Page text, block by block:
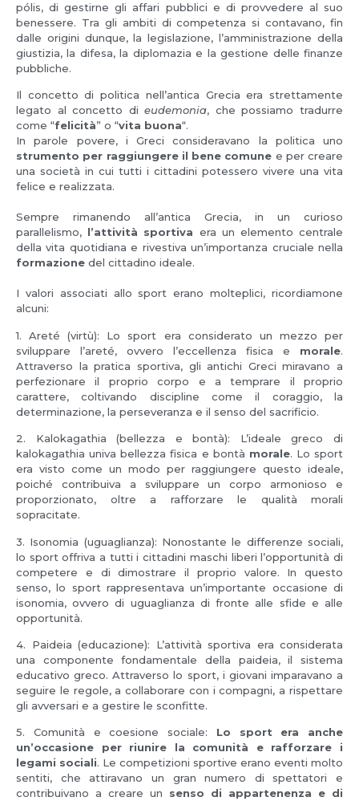
pólis, di gestirne gli affari pubblici e di provvedere al suo
benessere. Tra gli ambiti di competenza si contavano, fin
dalle origini dunque, la legislazione, l’amministrazione della
giustizia, la difesa, la diplomazia e la gestione delle finanze
pubbliche.
Il concetto di politica nell’antica Grecia era strettamente
legato al concetto dieudemonia, che possiamo tradurre
come “felicità” o “vita buona“.
In parole povere, i Greci consideravano la politica uno
strumento per raggiungere il bene comune e per creare
una società in cui tutti i cittadini potessero vivere una vita
felice e realizzata.
Sempre rimanendo all’antica Grecia, in un curioso
parallelismo, l’attività sportiva era un elemento centrale
della vita quotidiana e rivestiva un’importanza cruciale nella
formazione del cittadino ideale.
I valori associati allo sport erano molteplici, ricordiamone
alcuni:
1. Areté (virtù): Lo sport era considerato un mezzo per
sviluppare l’areté, ovvero l’eccellenza fisica e morale.
Attraverso la pratica sportiva, gli antichi Greci miravano a
perfezionare il proprio corpo e a temprare il proprio
carattere, coltivando discipline come il coraggio, la
determinazione, la perseveranza e il senso del sacrificio.
2. Kalokagathia (bellezza e bontà): L’ideale greco di
kalokagathia univa bellezza fisica e bontà morale. Lo sport
era visto come un modo per raggiungere questo ideale,
poiché contribuiva a sviluppare un corpo armonioso e
proporzionato, oltre a rafforzare le qualità morali
sopracitate.
3. Isonomia (uguaglianza): Nonostante le differenze sociali,
lo sport offriva a tutti i cittadini maschi liberi l’opportunità di
competere e di dimostrare il proprio valore. In questo
senso, lo sport rappresentava un’importante occasione di
isonomia, ovvero di uguaglianza di fronte alle sfide e alle
opportunità.
4. Paideia (educazione): L’attività sportiva era considerata
una componente fondamentale della paideia, il sistema
educativo greco. Attraverso lo sport, i giovani imparavano a
seguire le regole, a collaborare con i compagni, a rispettare
gli avversari e a gestire le sconfitte.
5. Comunità e coesione sociale: Lo sport era anche
un’occasione per riunire la comunità e rafforzare i
legami sociali. Le competizioni sportive erano eventi molto
sentiti, che attiravano un gran numero di spettatori e
contribuivano a creare un senso di appartenenza e di